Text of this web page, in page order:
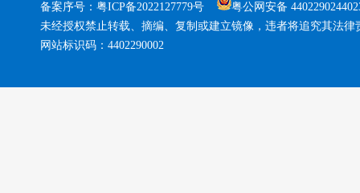
备案序号： 粤ICP备2022127779号
粤公网安备
未经授权禁止转载、摘编、复制或建立镜像，违者将追究其法律
网站标识码：4402290002